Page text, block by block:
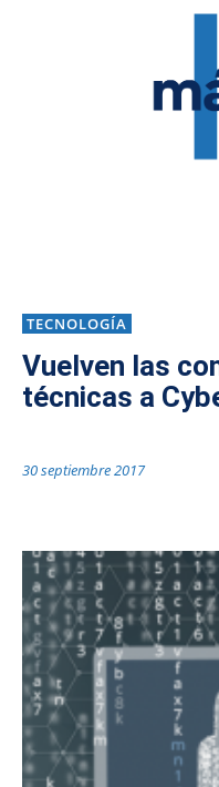
TECNOLOGÍA
Vuelven las
técnicas a
30 septiembre 2017